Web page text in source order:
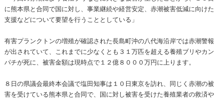
に熊本県と合同で国に対し、事業継続や経営安定、赤潮被害低減に向けた
支援などについて要望を行うこととしている」
有害プランクトンの増殖が確認された長島町沖の八代海沿岸では赤潮警報
が出されていて、これまでに少なくとも３１万匹を超える養殖ブリやカン
パチが死に、被害金額は現時点で１２億８０００万円に上ります。
８日の県議会最終本会議で塩田知事は１０日東京を訪れ、同じく赤潮の被
害を受けている熊本県と合同で、国に対し被害を受けた養殖業者の救済や